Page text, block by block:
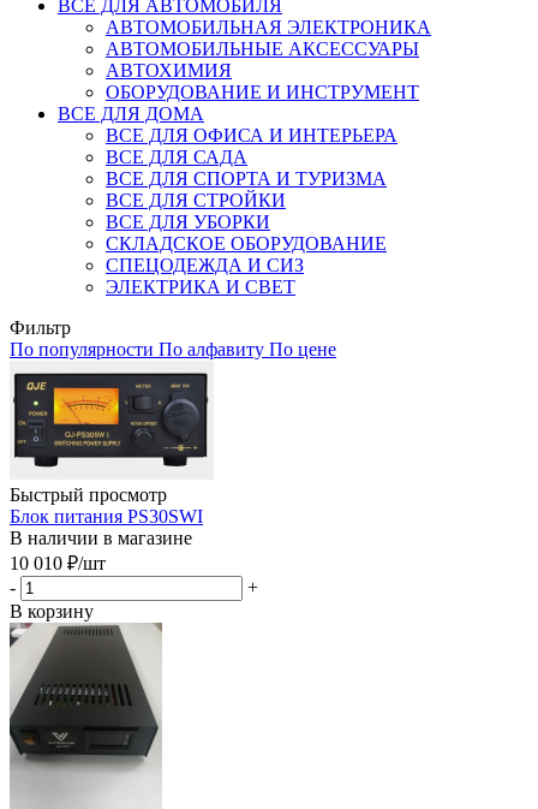
ВСЕ ДЛЯ АВТОМОБИЛЯ
АВТОМОБИЛЬНАЯ ЭЛЕКТРОНИКА
АВТОМОБИЛЬНЫЕ АКСЕССУАРЫ
АВТОХИМИЯ
ОБОРУДОВАНИЕ И ИНСТРУМЕНТ
ВСЕ ДЛЯ ДОМА
ВСЕ ДЛЯ ОФИСА И ИНТЕРЬЕРА
ВСЕ ДЛЯ САДА
ВСЕ ДЛЯ СПОРТА И ТУРИЗМА
ВСЕ ДЛЯ СТРОЙКИ
ВСЕ ДЛЯ УБОРКИ
СКЛАДСКОЕ ОБОРУДОВАНИЕ
СПЕЦОДЕЖДА И СИЗ
ЭЛЕКТРИКА И СВЕТ
Фильтр
По популярности По алфавиту По цене
Быстрый просмотр
Блок питания PS30SWI
В наличии в магазине
10 010 ₽/шт
-
+
В корзину